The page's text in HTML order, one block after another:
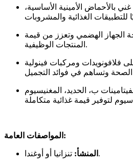
غني بالأحماض الأمينية الأساسية،
الجهاز الهضمي وتعزز من قيمة
المنتجات الوظيفية.
فلافونويدات ومركبات فينولية
ب، الحديد، المغنيسيوم
المواصفات العامة:
المنشأ: تنزانيا أو أوغندا.